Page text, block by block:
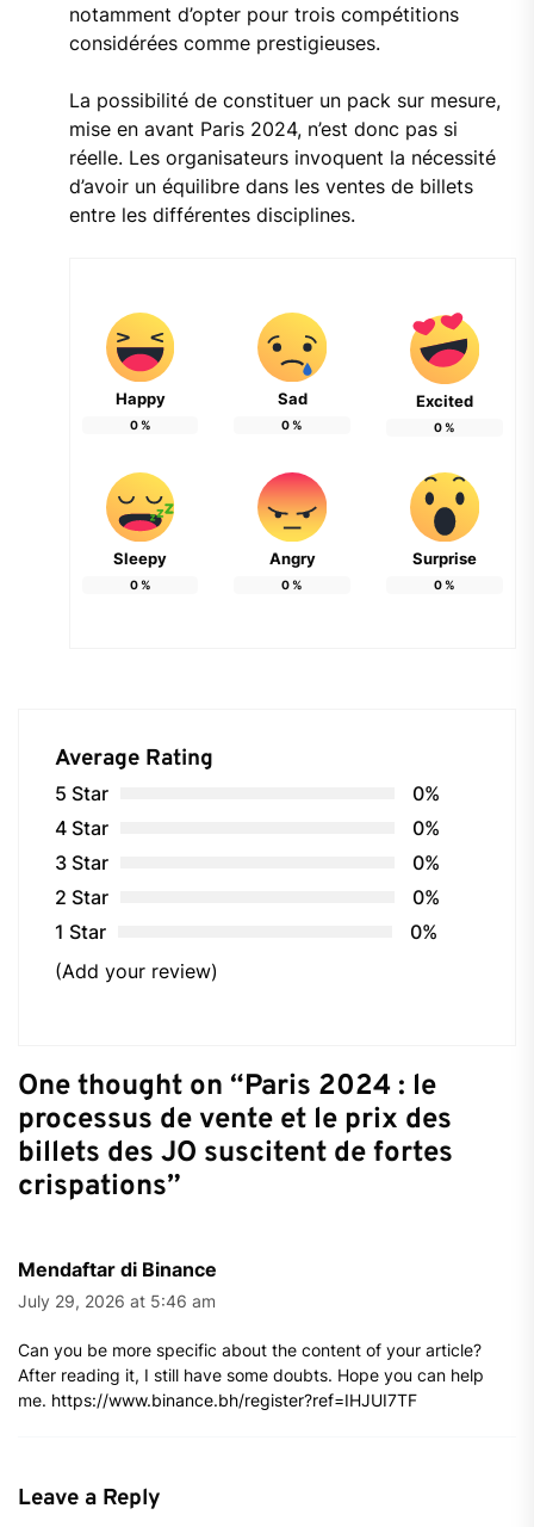
notamment d’opter pour trois compétitions
considérées comme prestigieuses.
La possibilité de constituer un pack sur mesure,
mise en avant Paris 2024, n’est donc pas si
réelle. Les organisateurs invoquent la nécessité
d’avoir un équilibre dans les ventes de billets
entre les différentes disciplines.
Happy
0%
Sad
0%
Excited
0%
Sleepy
0%
Angry
0%
Surprise
0%
Average Rating
5 Star
0%
4 Star
0%
3 Star
0%
2 Star
0%
1 Star
0%
(Add your review)
One thought on “Paris 2024 : le
processus de vente et le prix des
billets des JO suscitent de fortes
crispations”
Mendaftar di Binance
July 29, 2026 at 5:46 am
Can you be more specific about the content of your article?
After reading it, I still have some doubts. Hope you can help
me. https://www.binance.bh/register?ref=IHJUI7TF
Leave a Reply